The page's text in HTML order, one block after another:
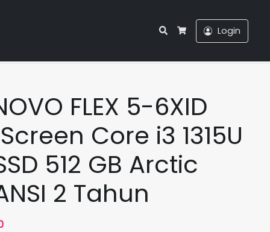
Search
Cart
Login
FLEX 5-6XID
Core i3 1315U
512 GB Arctic
2 Tahun
Harga